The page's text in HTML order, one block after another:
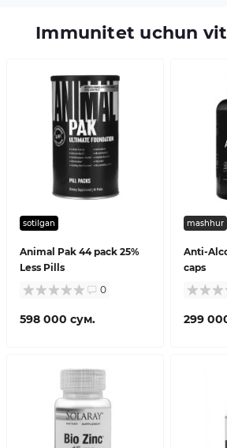
Immunitet uchun
sotilgan
Animal Pak 44 pack 25%
Less Pills
0
598 000 сум.
mashhur
Anti-
caps
299